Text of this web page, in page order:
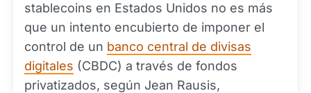
stablecoins en Estados Unidos no es más
que un intento encubierto de imponer el
control de un banco central de divisas
digitales (CBDC) a través de fondos
privatizados, según Jean Rausis,